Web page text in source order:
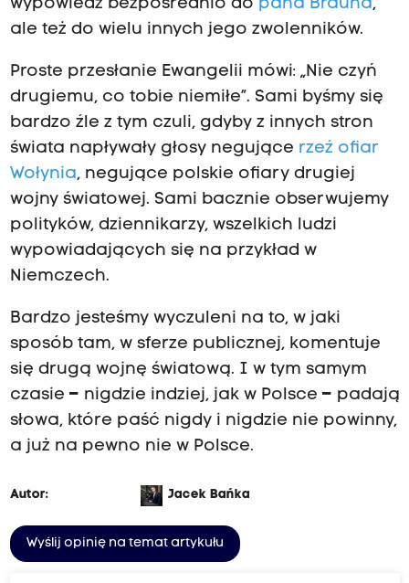
wypowiedź bezpośrednio do pana Brauna,
ale też do wielu innych jego zwolenników.
Proste przesłanie Ewangelii mówi: „Nie czyń
drugiemu, co tobie niemiłe”. Sami byśmy się
bardzo źle z tym czuli, gdyby z innych stron
świata napływały głosy negujące rzeź ofiar
Wołynia, negujące polskie ofiary drugiej
wojny światowej. Sami bacznie obserwujemy
polityków, dziennikarzy, wszelkich ludzi
wypowiadających się na przykład w
Niemczech.
Bardzo jesteśmy wyczuleni na to, w jaki
sposób tam, w sferze publicznej, komentuje
się drugą wojnę światową. I w tym samym
czasie – nigdzie indziej, jak w Polsce – padają
słowa, które paść nigdy i nigdzie nie powinny,
a już na pewno nie w Polsce.
Autor: Jacek Bańka
Wyślij opinię na temat artykułu